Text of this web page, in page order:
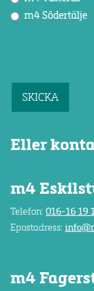
m4 Södertälje
Eller
m4
Telefon: 016-16 19
Epostadress:
m4